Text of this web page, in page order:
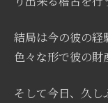
結局は今の彼の経
色々な形で彼の財
そして今日、久し